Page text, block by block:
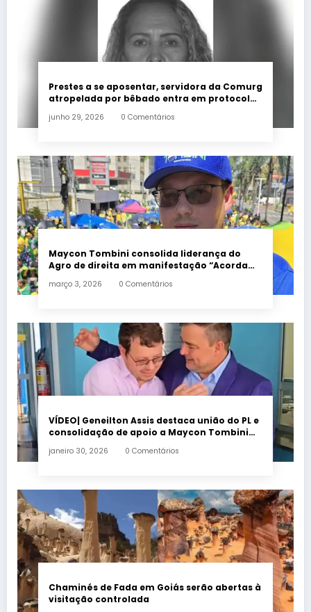
Prestes a se aposentar, servidora da Comurg
atropelada por bêbado entra em protocolo
junho 29, 2026 0 Comentários
Maycon Tombini consolida liderança do
Agro de direita em manifestação “Acorda
março 3, 2026 0 Comentários
VÍDEO| Geneilton Assis destaca união do PL e
consolidação de apoio a Maycon Tombini
janeiro 30, 2026 0 Comentários
Chaminés de Fada em Goiás serão abertas à
visitação controlada